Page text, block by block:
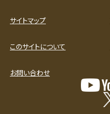
サイトマップ
このサイトについて
お問い合わせ